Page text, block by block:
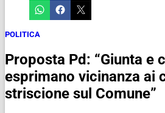
POLITICA
Proposta Pd: “Giunta e
esprimano vicinanza ai
striscione sul Comune”